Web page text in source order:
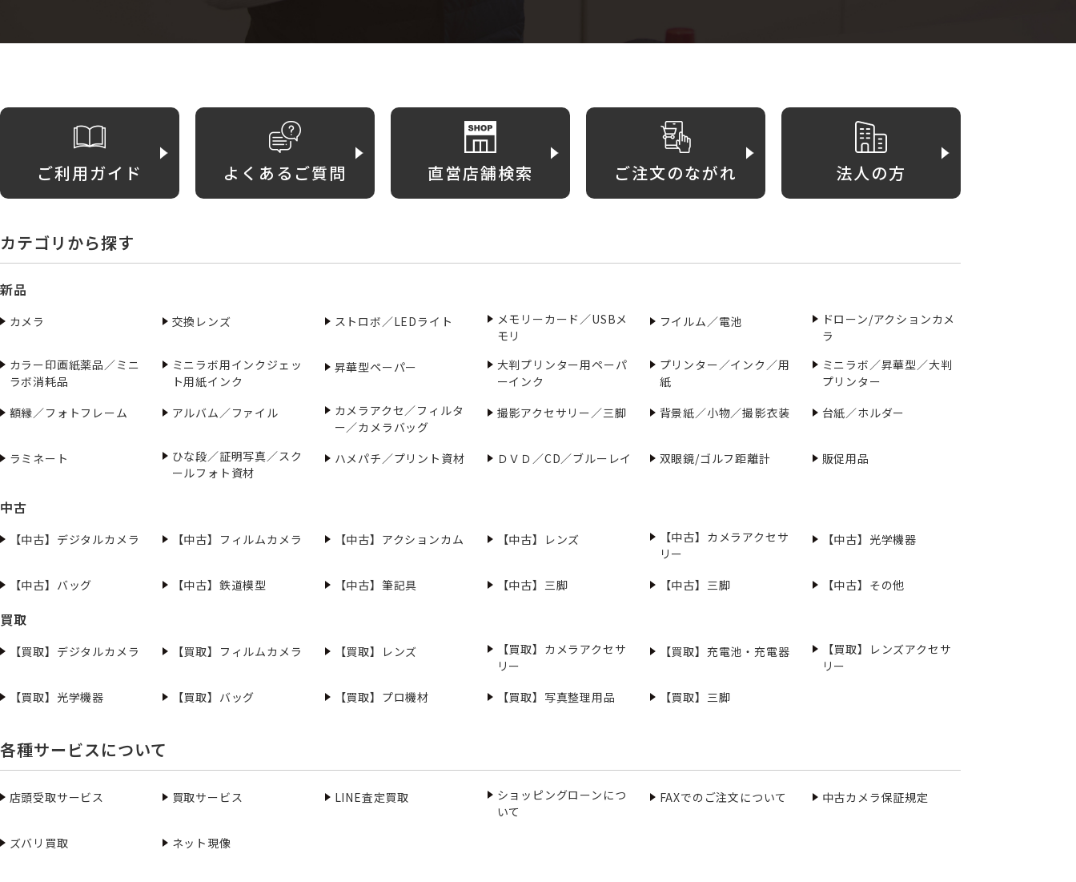
ご利用ガイド よくあるご質問 直営店舗検索 ご注文のながれ 法人の方
カテゴリから探す
新品
カメラ 交換レンズ ストロボ／LEDライト
メモリーカード／USBメ
モリ
フイルム／電池
ドローン/アクションカメ
ラ
カラー印画紙薬品／ミニ
ラボ消耗品
ミニラボ用インクジェッ
ト用紙インク
昇華型ペーパー
大判プリンター用ペーパ
ーインク
プリンター／インク／用
紙
ミニラボ／昇華型／大判
プリンター
額縁／フォトフレーム
アルバム／ファイル
カメラアクセ／フィルタ
ー／カメラバッグ
撮影アクセサリー／三脚 背景紙／小物／撮影衣装 台紙／ホルダー
ラミネート
ひな段／証明写真／スク
ールフォト資材
ハメパチ／プリント資材 ＤＶＤ／CD／ブルーレイ 双眼鏡/ゴルフ距離計 販促用品
中古
【中古】デジタルカメラ 【中古】フィルムカメラ 【中古】アクションカム 【中古】レンズ
【中古】カメラアクセサ
リー
【中古】光学機器
【中古】バッグ 【中古】鉄道模型 【中古】筆記具 【中古】三脚 【中古】三脚 【中古】その他
買取
【買取】デジタルカメラ 【買取】フィルムカメラ 【買取】レンズ
【買取】カメラアクセサ
リー
【買取】充電池・充電器
【買取】レンズアクセサ
リー
【買取】光学機器
【買取】バッグ 【買取】プロ機材 【買取】写真整理用品 【買取】三脚
各種サービスについて
店頭受取サービス 買取サービス LINE査定買取
ショッピングローンにつ
いて
FAXでのご注文について 中古カメラ保証規定
ズバリ買取 ネット現像